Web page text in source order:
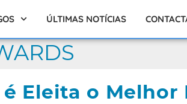
ÚLTIMAS NOTÍCIAS
é Eleita o